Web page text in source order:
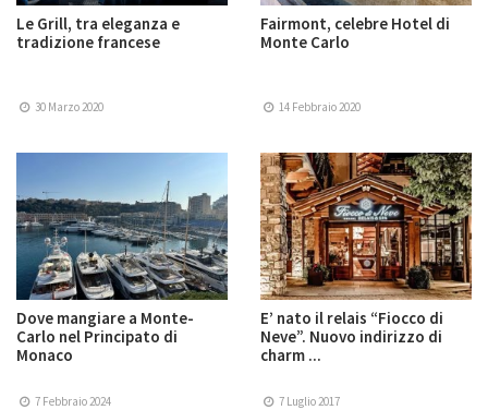
Le Grill, tra eleganza e
tradizione francese
30 Marzo 2020
Fairmont, celebre Hotel di
Monte Carlo
14 Febbraio 2020
Dove mangiare a Monte-
Carlo nel Principato di
Monaco
7 Febbraio 2024
E’ nato il relais “Fiocco di
Neve”. Nuovo indirizzo di
charm ...
7 Luglio 2017